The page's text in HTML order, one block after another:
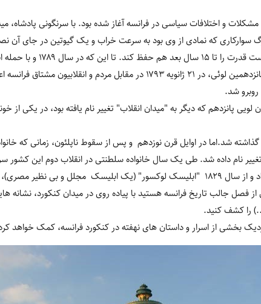
از مرگ لوئی پانزدهم در سال ۱۷۷۴، مشکلات و اختلافات سیاسی در فرانسه آغاز شده بود. با سرنگونی
سوارکاری که نمادی از وی بود به سرعت خراب و یک گیوتین در جای آن
او، نوه و جانشینش، اوئی
انقلاب کبیر فرانسه آغاز شود. سرانجام شانزدهمین لوئی، در ۲۱ ژانویه ۱۷۹۳ در
لویی پانزدهم که دیگر به "میدان انقلاب" تغییر نام یافته بود، در یکی
بر روی این میدان گذاشته شد.اما در اوایل قرن نوزدهم و پس از سقوط ناپلئون، زمانی
تغییر نام داده شد. طی یک سال خانواده سلطنتی در انقلاب دوم این کشور
مرکز میدان ایستاده است.
فصل جالب تاریخ فرانسه هستید با پیاده روی در میدان کنکورد، نشانه
را کشف کنید.
بخشی از اسرار و داستان های نهفته در کنکورد فرانسه، کمک خواهد